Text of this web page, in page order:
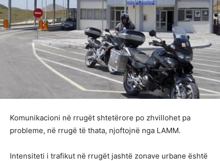
Komunikacioni në rrugët shtetërore po zhvillohet pa
probleme, në rrugë të thata, njoftojnë nga LAMM.
Intensiteti i trafikut në rrugët jashtë zonave urbane është